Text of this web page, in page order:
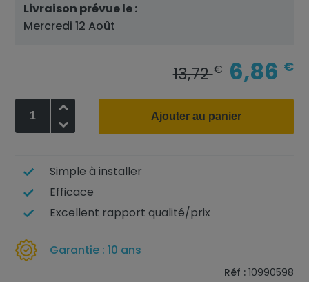
Livraison prévue le :
Mercredi 12 Août
13,72€ 6,86 €
Ajouter au panier
Simple à installer
Efficace
Excellent rapport qualité/prix
Garantie : 10 ans
Réf : 10990598